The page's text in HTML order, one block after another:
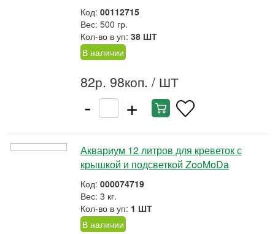
Код: 00112715
Вес: 500 гр.
Кол-во в уп: 38 ШТ
В наличии
82р. 98коп. / ШТ
- +
Аквариум 12 литров для креветок с
крышкой и подсветкой ZooMoDa
Код: 000074719
Вес: 3 кг.
Кол-во в уп: 1 ШТ
В наличии